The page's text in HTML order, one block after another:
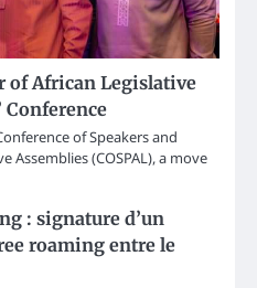
of African Legislative
Conference
of Speakers and
Assemblies (COSPAL), a move
: signature d’un
roaming entre le